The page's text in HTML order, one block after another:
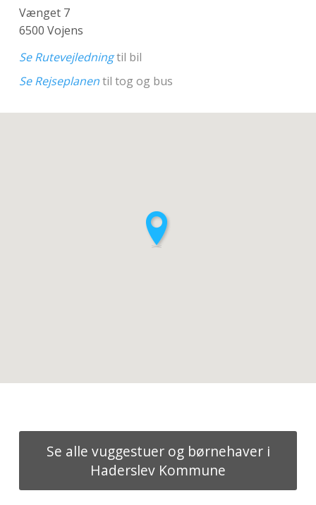
Vænget 7
6500 Vojens
Se Rutevejledningtil bil
Se Rejseplanentil tog og bus
Se alle vuggestuer og børnehaver i
Haderslev Kommune